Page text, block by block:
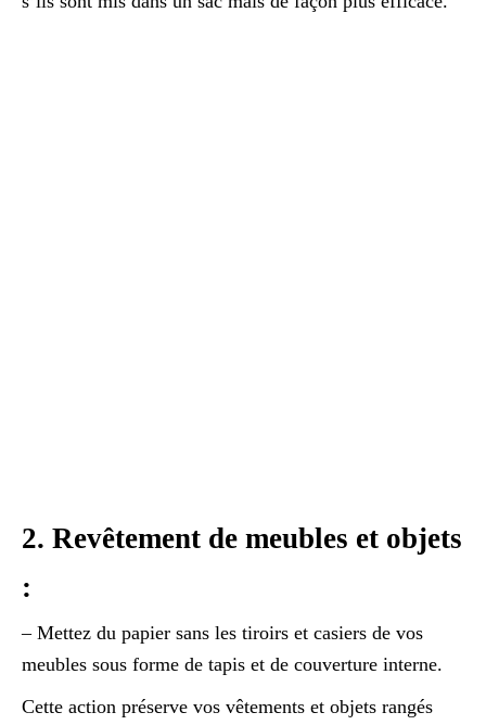
2. Revêtement de meubles et objets
:
– Mettez du papier sans les tiroirs et casiers de vos
meubles sous forme de tapis et de couverture interne.
Cette action préserve vos vêtements et objets rangés